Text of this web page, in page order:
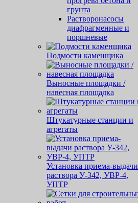
грунта
Растворонасосы
диафрагменные и
поршневые
Подмости каменщика
Выносные площадки /
навесная площадка
Штукатурные станции и
агрегаты
Установка приема-выдачи
раствора У-342, УВР-4,
УПТР